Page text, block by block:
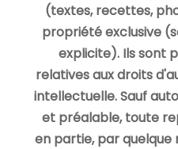
(textes, recettes,
propriété exclusive
explicite). Ils sont
relatives aux droits
intellectuelle. Sauf
et préalable, toute
en partie, par